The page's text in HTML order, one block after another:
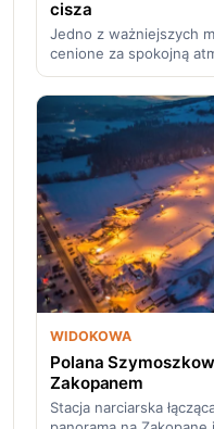
cisza
Jedno z ważniejszych
cenione za spokojną
WIDOKOWA
Polana
Zakopanem
Stacja narciarska